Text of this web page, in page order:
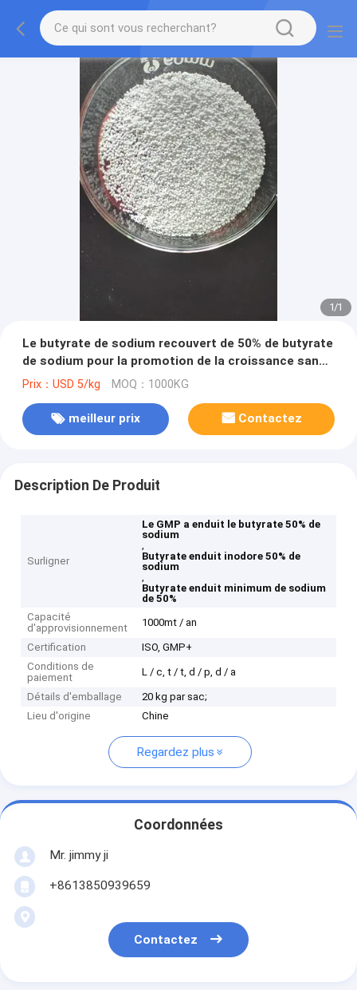
1/1
Le butyrate de sodium recouvert de 50% de butyrate
de sodium pour la promotion de la croissance sans
odeur
Prix：USD 5/kg MOQ：1000KG
meilleur prix Contactez
Description De Produit
Surligner
Le GMP a enduit le butyrate 50% de
sodium
,
Butyrate enduit inodore 50% de
sodium
,
Butyrate enduit minimum de sodium
de 50%
Capacité
d'approvisionnement
1000mt / an
Certification
ISO, GMP+
Conditions de
paiement
L / c, t / t, d / p, d / a
Détails d'emballage
20 kg par sac;
Lieu d'origine
Chine
Regardez plus
Coordonnées
Mr. jimmy ji
+8613850939659
Contactez